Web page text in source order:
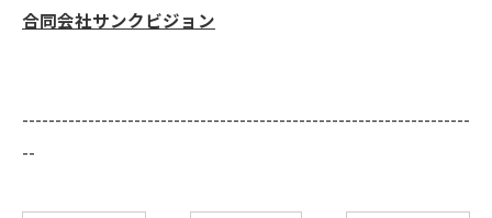
合同会社サンクビジョン
--------------------------------------------------------------------
--